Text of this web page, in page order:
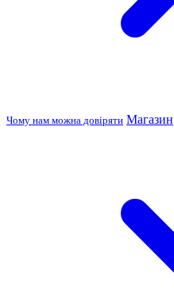
Чому нам можна довіряти Магазин